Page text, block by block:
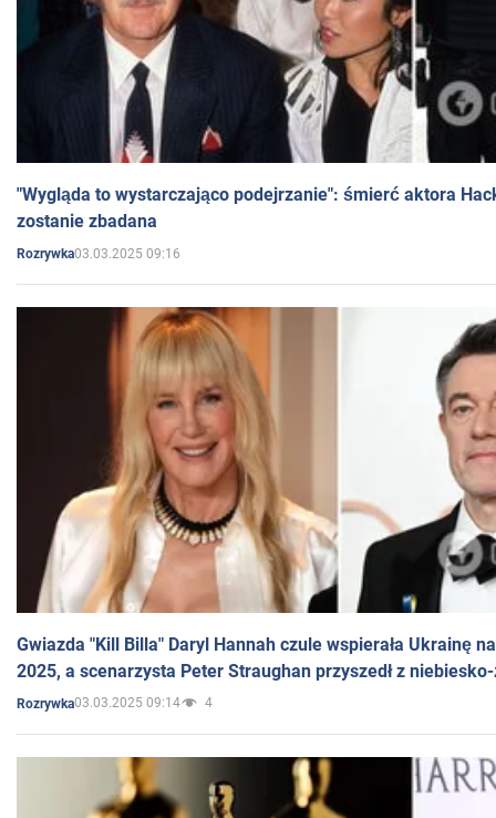
"Wygląda to wystarczająco podejrzanie": śmierć aktora
zostanie zbadana
Rozrywka03.03.2025 09:16
Gwiazda "Kill Billa" Daryl Hannah czule wspierała Ukrainę
2025, a scenarzysta Peter Straughan przyszedł z
Rozrywka03.03.2025 09:14 4